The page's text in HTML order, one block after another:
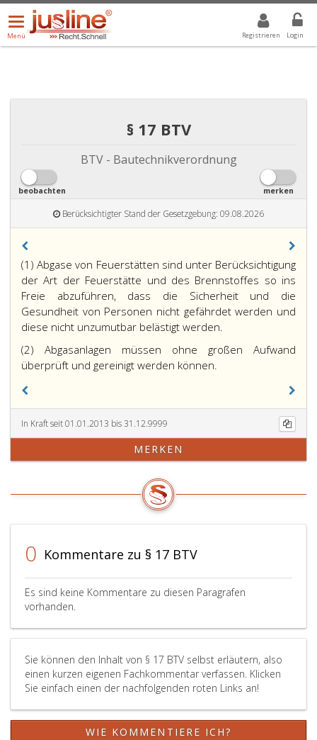
Registrieren Login
Menü
öffnen/schließen
Menü
ALLE DROPDOWN: GEWÄHLTER WERT IST ALLE
§ 17 BTV
BTV - Bautechnikverordnung
beobachten merken
Berücksichtigter Stand der Gesetzgebung: 09.08.2026
(1) Abgase von Feuerstätten sind unter Berücksichtigung
der Art der Feuerstätte und des Brennstoffes so ins
Freie abzuführen, dass die Sicherheit und die
Gesundheit von Personen nicht gefährdet werden und
diese nicht unzumutbar belästigt werden.
(2) Abgasanlagen müssen ohne großen Aufwand
überprüft und gereinigt werden können.
In Kraft seit 01.01.2013 bis 31.12.9999
MERKEN
0 Kommentare zu § 17 BTV
Es sind keine Kommentare zu diesen Paragrafen
vorhanden.
Sie können den Inhalt von § 17 BTV selbst erläutern, also
einen kurzen eigenen Fachkommentar verfassen. Klicken
Sie einfach einen der nachfolgenden roten Links an!
WIE KOMMENTIERE ICH?